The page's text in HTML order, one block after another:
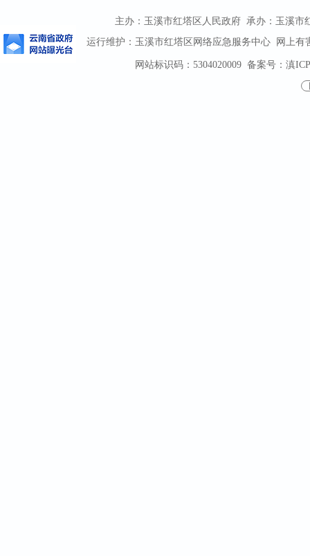
主办：玉溪市红塔区人民政府 承办：玉溪市
运行维护：玉溪市红塔区网络应急服务中心 网上有
网站标识码：5304020009备案号：滇